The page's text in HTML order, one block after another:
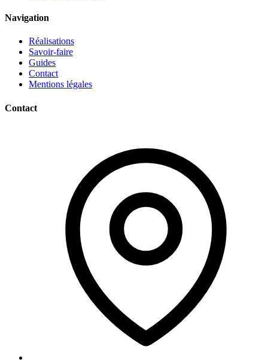
Navigation
Réalisations
Savoir-faire
Guides
Contact
Mentions légales
Contact